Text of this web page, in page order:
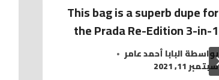
This bag is a superb dupe for
the Prada Re-Edition 3-in-1
بواسطةالبابا أحمد عامر
سبتمبر 11, 2021